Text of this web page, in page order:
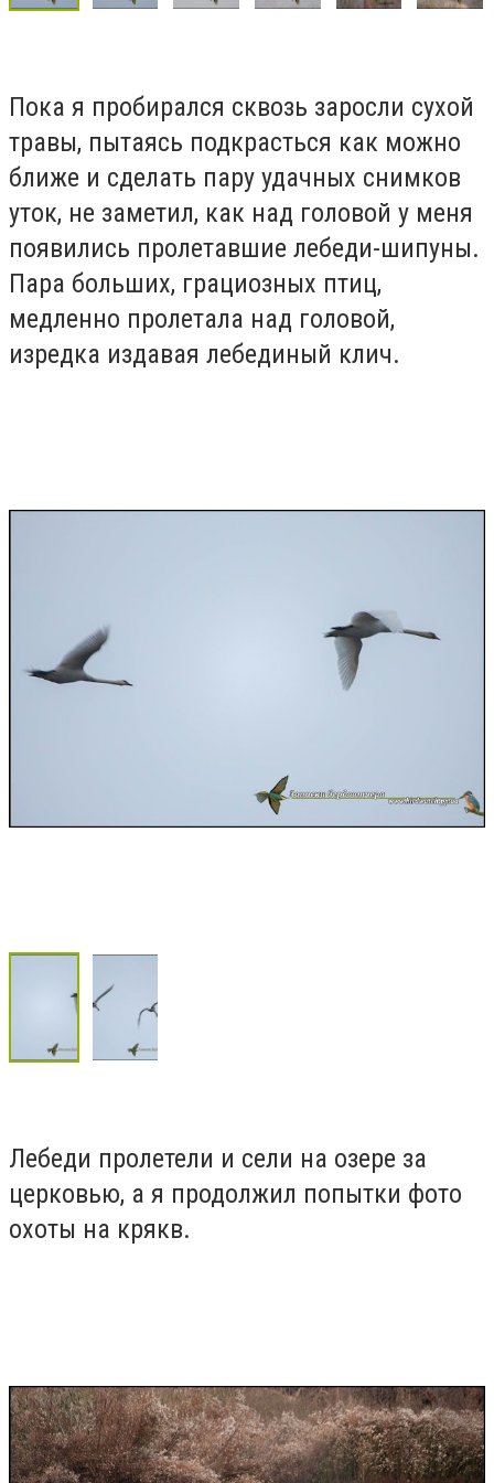
Пока я пробирался сквозь заросли сухой
травы, пытаясь подкрасться как можно
ближе и сделать пару удачных снимков
уток, не заметил, как над головой у меня
появились пролетавшие лебеди-шипуны.
Пара больших, грациозных птиц,
медленно пролетала над головой,
изредка издавая лебединый клич.
Лебеди пролетели и сели на озере за
церковью, а я продолжил попытки фото
охоты на крякв.